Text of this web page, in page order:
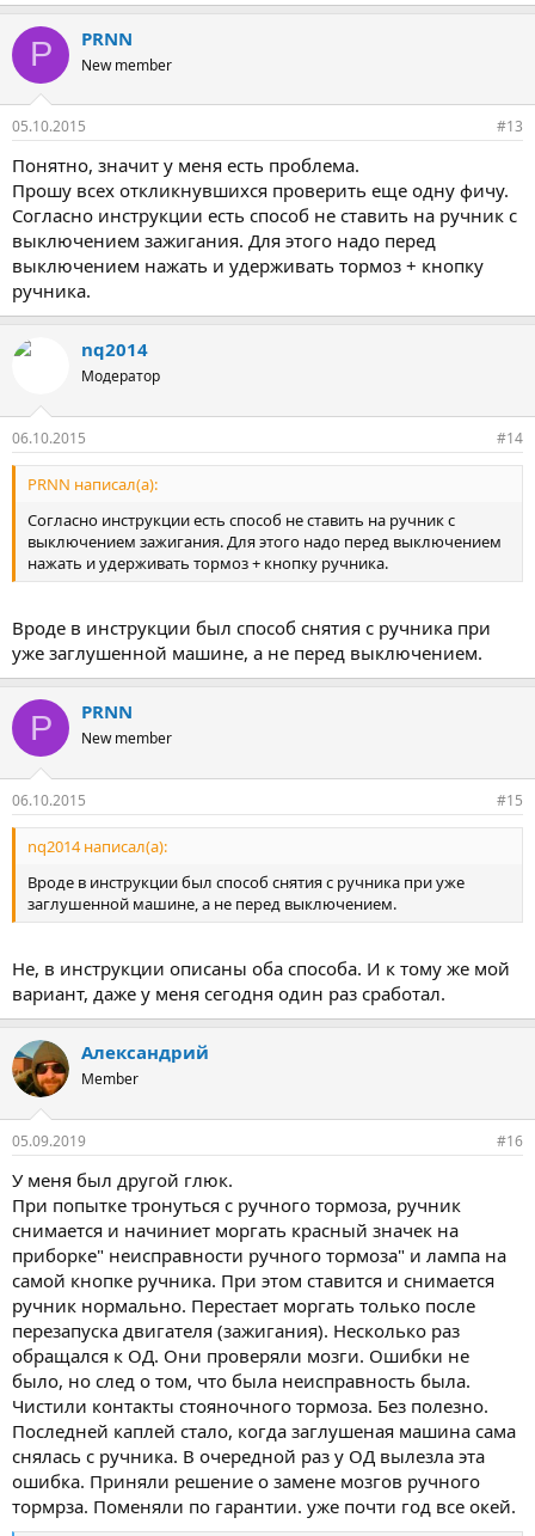
P PRNN
New member
05.10.2015 #13
Понятно, значит у меня есть проблема.
Прошу всех откликнувшихся проверить еще одну фичу.
Согласно инструкции есть способ не ставить на ручник с
выключением зажигания. Для этого надо перед
выключением нажать и удерживать тормоз + кнопку
ручника.
nq2014
Модератор
06.10.2015 #14
PRNN написал(а):
Согласно инструкции есть способ не ставить на ручник с
выключением зажигания. Для этого надо перед выключением
нажать и удерживать тормоз + кнопку ручника.
Вроде в инструкции был способ снятия с ручника при
уже заглушенной машине, а не перед выключением.
P PRNN
New member
06.10.2015 #15
nq2014 написал(а):
Вроде в инструкции был способ снятия с ручника при уже
заглушенной машине, а не перед выключением.
Не, в инструкции описаны оба способа. И к тому же мой
вариант, даже у меня сегодня один раз сработал.
Александрий
Member
05.09.2019 #16
У меня был другой глюк.
При попытке тронуться с ручного тормоза, ручник
снимается и начиниет моргать красный значек на
приборке" неисправности ручного тормоза" и лампа на
самой кнопке ручника. При этом ставится и снимается
ручник нормально. Перестает моргать только после
перезапуска двигателя (зажигания). Несколько раз
обращался к ОД. Они проверяли мозги. Ошибки не
было, но след о том, что была неисправность была.
Чистили контакты стояночного тормоза. Без полезно.
Последней каплей стало, когда заглушеная машина сама
снялась с ручника. В очередной раз у ОД вылезла эта
ошибка. Приняли решение о замене мозгов ручного
тормрза. Поменяли по гарантии. уже почти год все окей.